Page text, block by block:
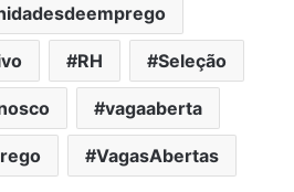
RH Seleção
vagaaberta
VagasAbertas